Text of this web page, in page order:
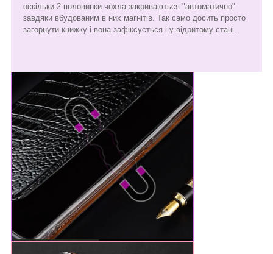
оскільки 2 половинки чохла закриваються "автоматично"
завдяки вбудованим в них магнітів. Так само досить просто
загорнути книжку і вона зафіксується і у відритому стані.